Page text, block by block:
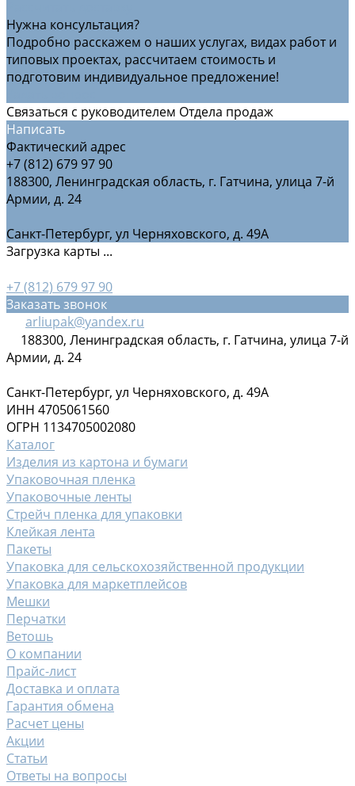
Нужна консультация?
Подробно расскажем о наших услугах, видах работ и
типовых проектах, рассчитаем стоимость и
подготовим индивидуальное предложение!
Связаться с руководителем Отдела продаж
Написать
Фактический адрес
+7 (812) 679 97 90
188300, Ленинградская область, г. Гатчина, улица 7-й
Армии, д. 24
Санкт-Петербург, ул Черняховского, д. 49А
Загрузка карты ...
+7 (812) 679 97 90
Заказать звонок
arliupak@yandex.ru
188300, Ленинградская область, г. Гатчина, улица 7-й
Армии, д. 24
Санкт-Петербург, ул Черняховского, д. 49А
ИНН 4705061560
ОГРН 1134705002080
Каталог
Изделия из картона и бумаги
Упаковочная пленка
Упаковочные ленты
Стрейч пленка для упаковки
Клейкая лента
Пакеты
Упаковка для сельскохозяйственной продукции
Упаковка для маркетплейсов
Мешки
Перчатки
Ветошь
О компании
Прайс-лист
Доставка и оплата
Гарантия обмена
Расчет цены
Акции
Статьи
Ответы на вопросы